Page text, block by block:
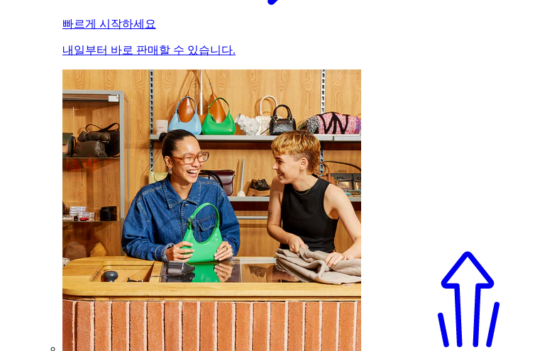
빠르게 시작하세요
내일부터 바로 판매할 수 있습니다.